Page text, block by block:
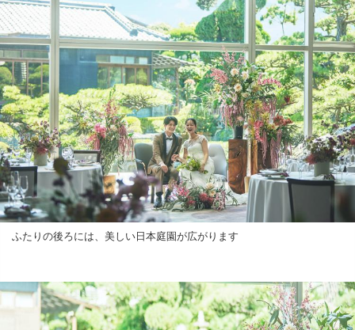
ふたりの後ろには、美しい日本庭園が広がります